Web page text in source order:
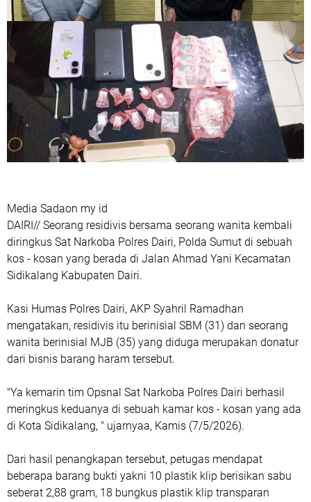
Media Sadaon my id
DAIRI// Seorang residivis bersama seorang wanita kembali
diringkus Sat Narkoba Polres Dairi, Polda Sumut di sebuah
kos - kosan yang berada di Jalan Ahmad Yani Kecamatan
Sidikalang Kabupaten Dairi.
Kasi Humas Polres Dairi, AKP Syahril Ramadhan
mengatakan, residivis itu berinisial SBM (31) dan seorang
wanita berinisial MJB (35) yang diduga merupakan donatur
dari bisnis barang haram tersebut.
"Ya kemarin tim Opsnal Sat Narkoba Polres Dairi berhasil
meringkus keduanya di sebuah kamar kos - kosan yang ada
di Kota Sidikalang, " ujarnyaa, Kamis (7/5/2026).
Dari hasil penangkapan tersebut, petugas mendapat
beberapa barang bukti yakni 10 plastik klip berisikan sabu
seberat 2,88 gram, 18 bungkus plastik klip transparan